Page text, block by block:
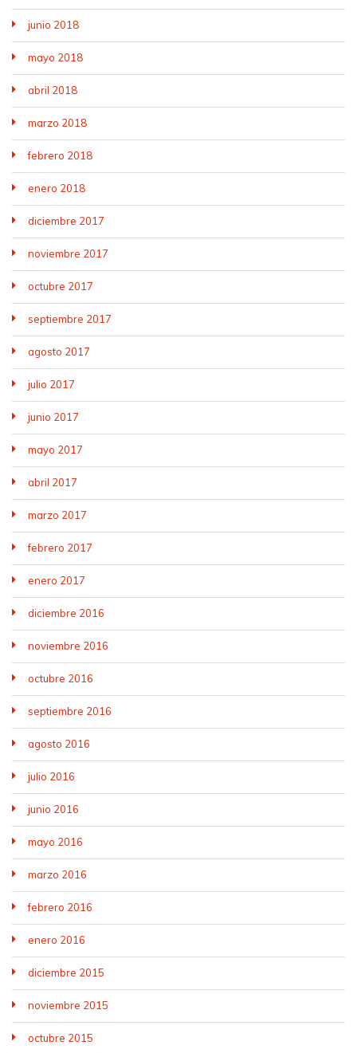
junio 2018
mayo 2018
abril 2018
marzo 2018
febrero 2018
enero 2018
diciembre 2017
noviembre 2017
octubre 2017
septiembre 2017
agosto 2017
julio 2017
junio 2017
mayo 2017
abril 2017
marzo 2017
febrero 2017
enero 2017
diciembre 2016
noviembre 2016
octubre 2016
septiembre 2016
agosto 2016
julio 2016
junio 2016
mayo 2016
marzo 2016
febrero 2016
enero 2016
diciembre 2015
noviembre 2015
octubre 2015